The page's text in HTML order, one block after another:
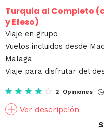
Turquia al Completo
y Efeso)
Viaje en grupo
Vuelos incluidos desde
Malaga
Viaje para disfrutar del
2 Opiniones
Ver descripción